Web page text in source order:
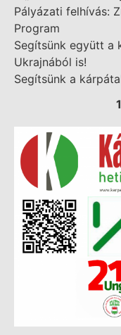
Pályázati felhívás:
Program
Segítsünk együtt a
Ukrajnából is!
Segítsünk a